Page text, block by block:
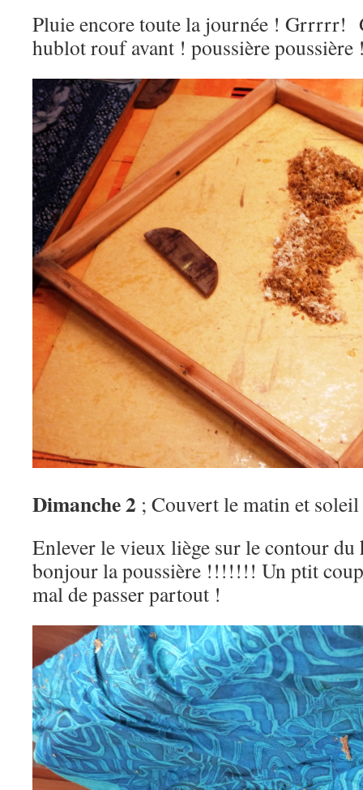
Pluie encore toute la journée ! Grrrrr!
hublot rouf avant ! poussière poussière
Dimanche 2 ; Couvert le matin et
Enlever le vieux liège sur le contour du
bonjour la poussière !!!!!!! Un ptit coup
mal de passer partout !